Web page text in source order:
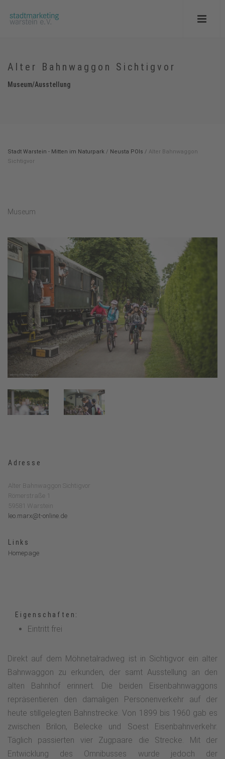
Alter Bahnwaggon Sichtigvor
Museum/Ausstellung
Stadt Warstein - Mitten im Naturpark / Neusta POIs / Alter Bahnwaggon
Sichtigvor
Museum
Adresse
Alter Bahnwaggon Sichtigvor
Römerstraße 1
59581 Warstein
leo.marx@t-online.de
Links
Homepage
Eigenschaften:
Eintritt frei
Direkt auf dem Möhnetalradweg ist in Sichtigvor ein alter
Bahnwaggon zu erkunden, der samt Ausstellung an den
alten Bahnhof erinnert. Die beiden Eisenbahnwaggons
repräsentieren den damaligen Personenverkehr auf der
heute stillgelegten Bahnstrecke. Von 1899 bis 1960 gab es
zwischen Brilon, Belecke und Soest Eisenbahnverkehr.
Täglich passierten vier Zugpaare die Strecke. Mit der
Entwicklung des Omnibusses wurde jedoch der